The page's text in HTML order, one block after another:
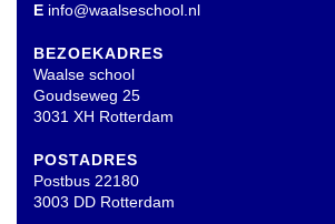
E info@waalseschool.nl
BEZOEKADRES
Waalse school
Goudseweg 25
3031 XH Rotterdam
POSTADRES
Postbus 22180
3003 DD Rotterdam